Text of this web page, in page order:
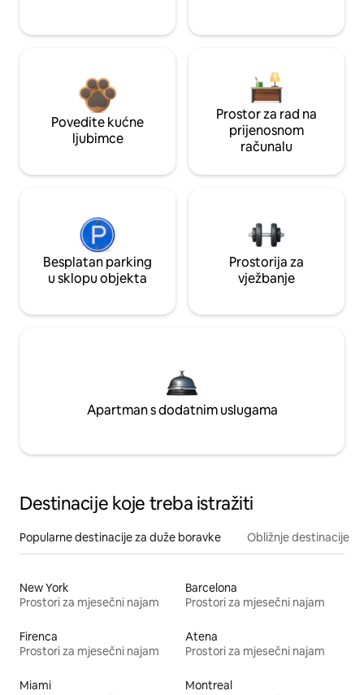
Povedite kućne
ljubimce
Prostor za rad na
prijenosnom
računalu
Besplatan parking
u sklopu objekta
Prostorija za
vježbanje
Apartman s dodatnim uslugama
Destinacije koje treba istražiti
Popularne destinacije za duže boravke Obližnje destinacije
New York
Prostori za mjesečni najam
Barcelona
Prostori za mjesečni najam
Firenca
Prostori za mjesečni najam
Atena
Prostori za mjesečni najam
Miami
Montreal